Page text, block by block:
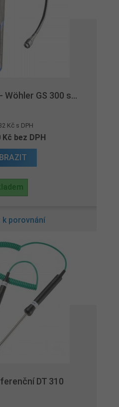
GS 300 s...
Kč s DPH
Kč bez DPH
k porovnání
DT 310